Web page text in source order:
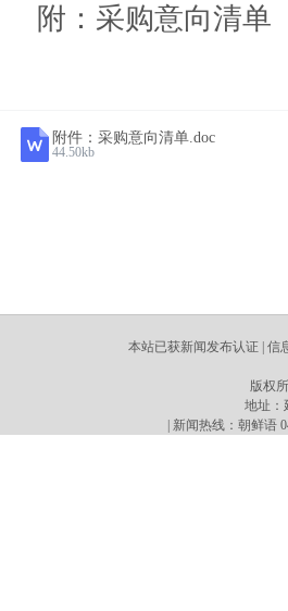
附：采购意向清单
附件：采购意向清单.doc
44.50kb
本站已获新闻发布认证 | 信
版权
地址：
| 新闻热线：朝鲜语